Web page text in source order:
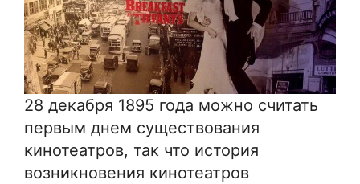
28 декабря 1895 года можно считать
первым днем существования
кинотеатров, так что история
возникновения кинотеатров